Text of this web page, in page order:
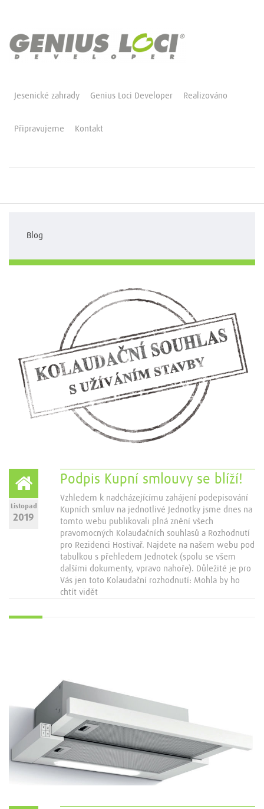
Jesenické zahrady Genius Loci Developer Realizováno
Připravujeme Kontakt
Blog
Listopad
2019
Podpis Kupní smlouvy se blíží!
Vzhledem k nadcházejícímu zahájení podepisování
Kupních smluv na jednotlivé Jednotky jsme dnes na
tomto webu publikovali plná znění všech
pravomocných Kolaudačních souhlasů a Rozhodnutí
pro Rezidenci Hostivař. Najdete na našem webu pod
tabulkou s přehledem Jednotek (spolu se všem
dalšími dokumenty, vpravo nahoře). Důležité je pro
Vás jen toto Kolaudační rozhodnutí: Mohla by ho
chtít vidět